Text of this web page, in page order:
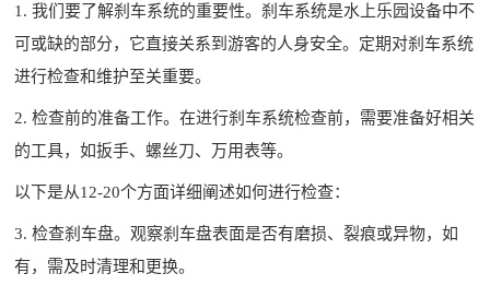
1. 我们要了解刹车系统的重要性。刹车系统是水上乐园设备中不
可或缺的部分，它直接关系到游客的人身安全。定期对刹车系统
进行检查和维护至关重要。
2. 检查前的准备工作。在进行刹车系统检查前，需要准备好相关
的工具，如扳手、螺丝刀、万用表等。
以下是从12-20个方面详细阐述如何进行检查：
3. 检查刹车盘。观察刹车盘表面是否有磨损、裂痕或异物，如
有，需及时清理和更换。